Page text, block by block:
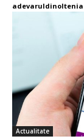
adevaruldinoltenia
Actualitate